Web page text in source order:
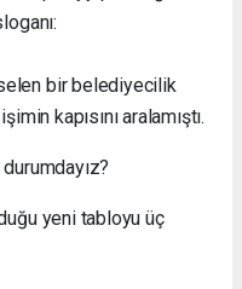
bir belediyecilik
kapısını aralamıştı.
yeni tabloyu üç